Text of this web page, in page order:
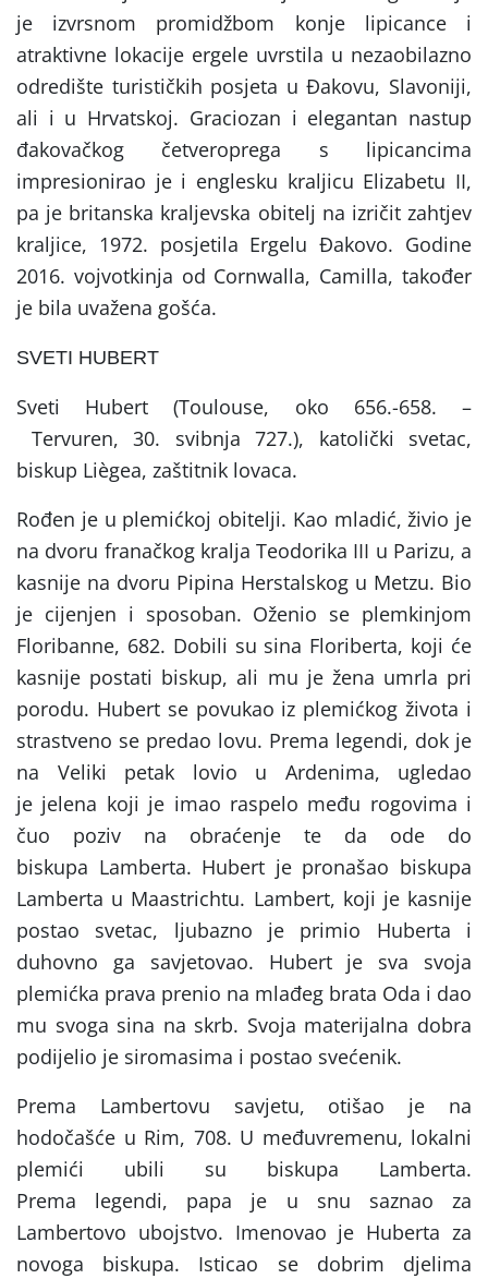
je izvrsnom promidžbom konje lipicance i
atraktivne lokacije ergele uvrstila u nezaobilazno
odredište turističkih posjeta u Đakovu, Slavoniji,
ali i u Hrvatskoj. Graciozan i elegantan nastup
đakovačkog četveroprega s lipicancima
impresionirao je i englesku kraljicu Elizabetu II,
pa je britanska kraljevska obitelj na izričit zahtjev
kraljice, 1972. posjetila Ergelu Đakovo. Godine
2016. vojvotkinja od Cornwalla, Camilla, također
je bila uvažena gošća.
SVETI HUBERT
Sveti Hubert (Toulouse, oko 656.-658. –
Tervuren, 30. svibnja 727.), katolički svetac,
biskup Liègea, zaštitnik lovaca.
Rođen je u plemićkoj obitelji. Kao mladić, živio je
na dvoru franačkog kralja Teodorika III u Parizu, a
kasnije na dvoru Pipina Herstalskog u Metzu. Bio
je cijenjen i sposoban. Oženio se plemkinjom
Floribanne, 682. Dobili su sina Floriberta, koji će
kasnije postati biskup, ali mu je žena umrla pri
porodu. Hubert se povukao iz plemićkog života i
strastveno se predao lovu. Prema legendi, dok je
na Veliki petak lovio u Ardenima, ugledao
je jelena koji je imao raspelo među rogovima i
čuo poziv na obraćenje te da ode do
biskupa Lamberta. Hubert je pronašao biskupa
Lamberta u Maastrichtu. Lambert, koji je kasnije
postao svetac, ljubazno je primio Huberta i
duhovno ga savjetovao. Hubert je sva svoja
plemićka prava prenio na mlađeg brata Oda i dao
mu svoga sina na skrb. Svoja materijalna dobra
podijelio je siromasima i postao svećenik.
Prema Lambertovu savjetu, otišao je na
hodočašće u Rim, 708. U međuvremenu, lokalni
plemići ubili su biskupa Lamberta.
Prema legendi, papa je u snu saznao za
Lambertovo ubojstvo. Imenovao je Huberta za
novoga biskupa. Isticao se dobrim djelima